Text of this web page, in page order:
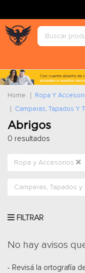
Home Ropa Y
Camperas, Tapados Y
Abrigos
0 resultados
Ropa y Accesorios
Camperas, Tapados y
FILTRAR
No hay avisos
- Revisá la ortografía